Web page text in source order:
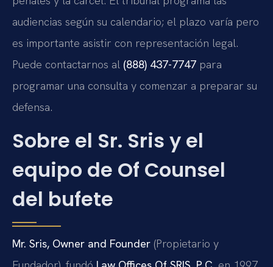
audiencias según su calendario; el plazo varía pero
es importante asistir con representación legal.
Puede contactarnos al (888) 437-7747 para
programar una consulta y comenzar a preparar su
defensa.
Sobre el Sr. Sris y el
equipo de Of Counsel
del bufete
Mr. Sris, Owner and Founder (Propietario y